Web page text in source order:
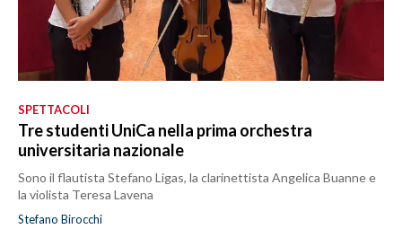
SPETTACOLI
Tre studenti UniCa nella prima orchestra
universitaria nazionale
Sono il flautista Stefano Ligas, la clarinettista Angelica Buanne e
la violista Teresa Lavena
Stefano Birocchi